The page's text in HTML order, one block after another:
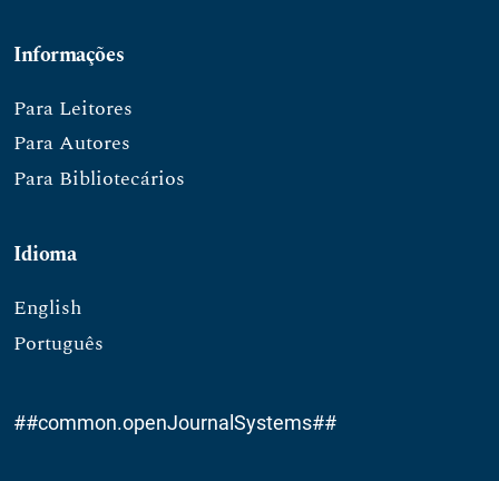
Informações
Para Leitores
Para Autores
Para Bibliotecários
Idioma
English
Português
##common.openJournalSystems##